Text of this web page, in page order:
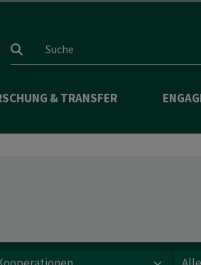
Suchfeld
& TRANSFER